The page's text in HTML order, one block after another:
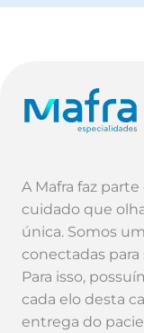
A Mafra faz
cuidado que
única. Somos
conectadas
Para isso,
cada elo desta
entrega do